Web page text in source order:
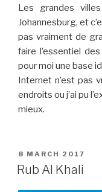
Les grandes
Johannesburg, et
pas vraiment de
faire l’essentiel
pour moi une base
Internet n’est pas
endroits ou j’ai pu
mieux.
POSTED
ON
8 MARCH 2017
Rub Al Khali